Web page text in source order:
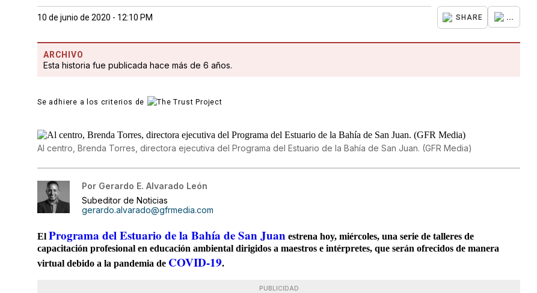
10 de junio de 2020 - 12:10 PM SHARE ...
ARCHIVO
Esta historia fue publicada hace más de 6 años.
Se adhiere a los criterios de
Al centro, Brenda Torres, directora ejecutiva del Programa del Estuario de la Bahía de San Juan. (GFR Media)
Por Gerardo E. Alvarado León
Subeditor de Noticias
gerardo.alvarado@gfrmedia.com
El Programa del Estuario de la Bahía de San Juan estrena hoy, miércoles, una serie de talleres de
capacitación profesional en educación ambiental dirigidos a maestros e intérpretes, que serán ofrecidos de manera
virtual debido a la pandemia de COVID-19.
PUBLICIDAD